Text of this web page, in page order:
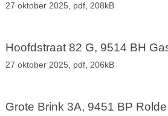
27 oktober 2025, pdf, 208kB
Hoofdstraat 82 G, 9514 BH
27 oktober 2025, pdf, 206kB
Grote Brink 3A, 9451 BP Rolde